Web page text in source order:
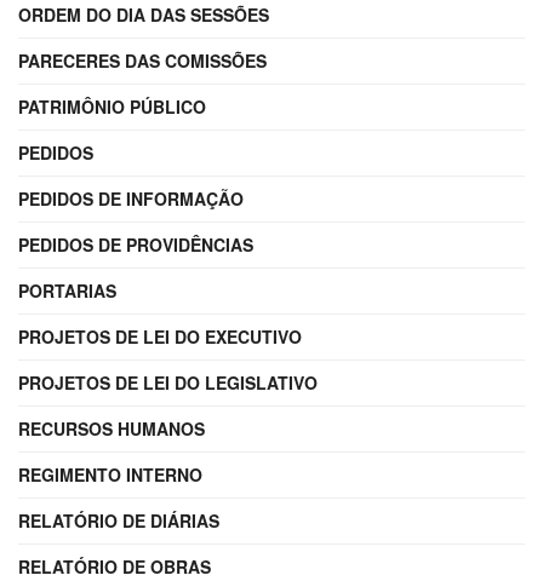
ORDEM DO DIA DAS SESSÕES
PARECERES DAS COMISSÕES
PATRIMÔNIO PÚBLICO
PEDIDOS
PEDIDOS DE INFORMAÇÃO
PEDIDOS DE PROVIDÊNCIAS
PORTARIAS
PROJETOS DE LEI DO EXECUTIVO
PROJETOS DE LEI DO LEGISLATIVO
RECURSOS HUMANOS
REGIMENTO INTERNO
RELATÓRIO DE DIÁRIAS
RELATÓRIO DE OBRAS